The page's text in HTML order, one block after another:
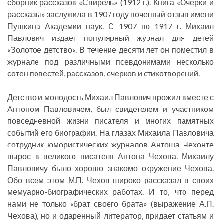
сборник рассказов «Свирель» (1912 г.). Книга «Очерки и
рассказы» заслужила в 1907 году почетный отзыв имени
Пушкина Академии наук. С 1907 по 1917 г. Михаил
Павлович издает популярный журнал для детей
«Золотое детство». В течение десяти лет он поместил в
журнале под различными псевдонимами несколько
сотен повестей, рассказов, очерков и стихотворений.
Детство и молодость Михаил Павлович прожил вместе с
Антоном Павловичем, был свидетелем и участником
повседневной жизни писателя и многих памятных
событий его биографии. На глазах Михаила Павловича
сотрудник юмористических журналов Антоша Чехонте
вырос в великого писателя Антона Чехова. Михаилу
Павловичу было хорошо знакомо окружение Чехова.
Обо всем этом М.П. Чехов широко рассказал в своих
мемуарно-биографических работах. И то, что перед
нами не только «брат своего брата» (выражение А.П.
Чехова), но и одаренный литератор, придает статьям и